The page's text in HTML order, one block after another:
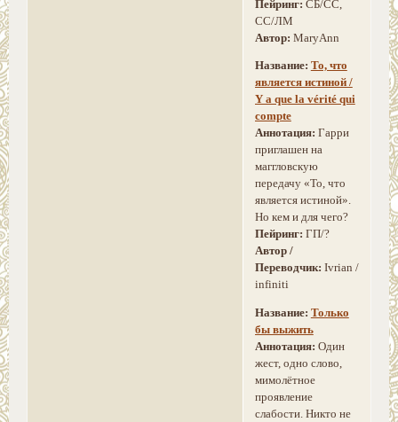
Пейринг: СБ/СС,
СС/ЛМ
Автор: MaryAnn
Название: То, что
является истиной /
Y a que la vérité qui
compte
Аннотация: Гарри
приглашен на
маггловскую
передачу «То, что
является истиной».
Но кем и для чего?
Пейринг: ГП/?
Автор /
Переводчик: Ivrian /
infiniti
Название: Только
бы выжить
Аннотация: Один
жест, одно слово,
мимолётное
проявление
слабости. Никто не